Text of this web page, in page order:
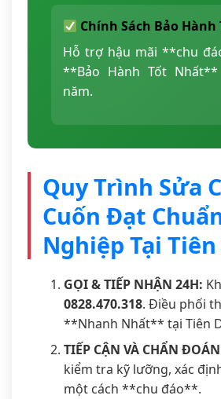
Chính Sách Bảo
Hỗ trợ hậu mãi **chu
**Bảo Hành Tốt
năm.
Quy Trình Sửa
Cuốn Đạt
Nghiệp Tại Tiên
GỌI & TIẾP NHẬN 24H:
0828.470.318. Điều phối
**Nhanh Nhất** tại Tiên
TIẾP CẬN VÀ CHẨN
kiểm tra kỹ lưỡng, xác
một cách **chu đáo**.